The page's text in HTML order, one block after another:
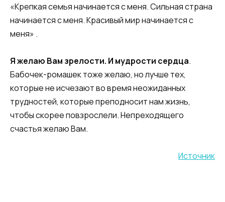
«Крепкая семья начинается с меня. Сильная страна
начинается с меня. Красивый мир начинается с
меня» .
Я желаю Вам зрелости. И мудрости сердца.
Бабочек-ромашек тоже желаю, но лучше тех,
которые не исчезают во время неожиданных
трудностей, которые преподносит нам жизнь,
чтобы скорее повзрослели. Непреходящего
счастья желаю Вам.
Источник